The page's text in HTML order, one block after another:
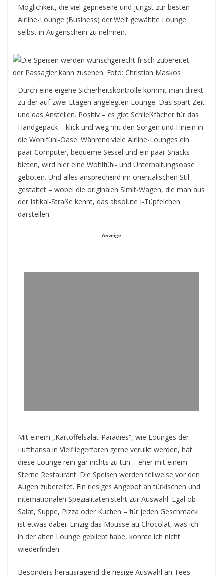
Möglichkeit, die viel gepriesene und jüngst zur besten
Airline-Lounge (Business) der Welt gewählte Lounge
selbst in Augenschein zu nehmen.
Durch eine eigene Sicherheitskontrolle kommt man direkt
zu der auf zwei Etagen angelegten Lounge. Das spart Zeit
und das Anstellen. Positiv – es gibt Schließfächer für das
Handgepäck – klick und weg mit den Sorgen und Hinein in
die Wohlfühl-Oase. Während viele Airline-Lounges ein
paar Computer, bequeme Sessel und ein paar Snacks
bieten, wird hier eine Wohlfühl- und Unterhaltungsoase
geboten. Und alles ansprechend im orientalischen Stil
gestaltet – wobei die originalen Simit-Wagen, die man aus
der Istikal-Straße kennt, das absolute I-Tüpfelchen
darstellen.
Anzeige
Mit einem „Kartoffelsalat-Paradies“, wie Lounges der
Lufthansa in Vielfliegerforen gerne verulkt werden, hat
diese Lounge rein gar nichts zu tun – eher mit einem
Sterne Restaurant. Die Speisen werden teilweise vor den
Augen zubereitet. Ein riesiges Angebot an türkischen und
internationalen Spezialitäten steht zur Auswahl: Egal ob
Salat, Suppe, Pizza oder Kuchen – für jeden Geschmack
ist etwas dabei. Einzig das Mousse au Chocolat, was ich
in der alten Lounge gebliebt habe, konnte ich nicht
wiederfinden.
Besonders herausragend die riesige Auswahl an Tees –